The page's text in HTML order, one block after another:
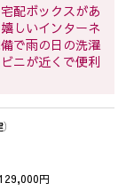
配ボックスがあ
しいインターネ
で雨の日の洗濯
ニが近くで便利
129,000円